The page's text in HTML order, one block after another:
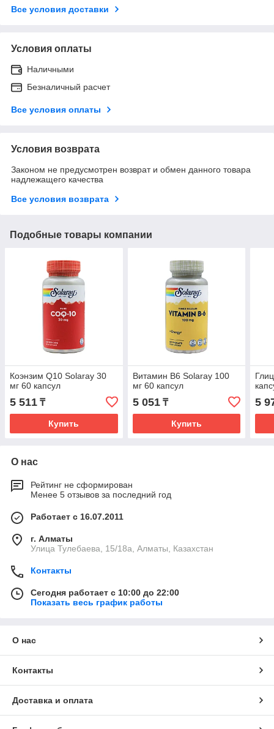
Все условия доставки
Условия оплаты
Наличными
Безналичный расчет
Все условия оплаты
Условия возврата
Законом не предусмотрен возврат и обмен данного товара
надлежащего качества
Все условия возврата
Подобные товары компании
Коэнзим Q10 Solaray 30
мг 60 капсул
5 511 ₸
Купить
Витамин B6 Solaray 100
мг 60 капсул
5 051₸
Купить
5
О нас
Рейтинг не сформирован
Менее 5 отзывов за последний год
Работает с 16.07.2011
г. Алматы
Улица Тулебаева, 15/18а, Алматы, Казахстан
Контакты
Сегодня работает с 10:00 до 22:00
Показать весь график работы
О нас
Контакты
Доставка и оплата